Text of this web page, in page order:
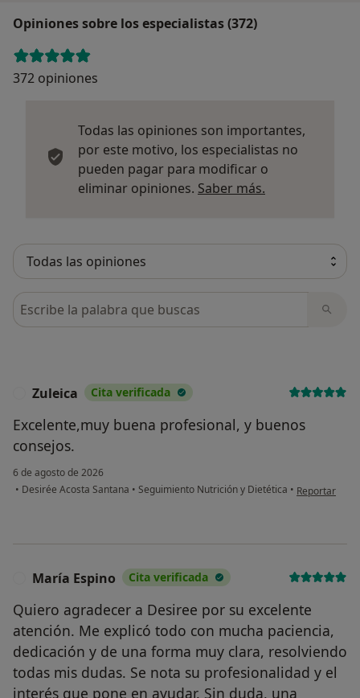
Opiniones sobre los especialistas (372)
372 opiniones
Todas las opiniones son importantes,
por este motivo, los especialistas no
pueden pagar para modificar o
eliminar opiniones. Saber más.
Busca en opiniones
Zuleica Cita verificada
Excelente,muy buena profesional, y buenos
consejos.
6 de agosto de 2026
• Desirée Acosta Santana • Seguimiento Nutrición y Dietética • en opinión
Reportar
María Espino Cita verificada
Quiero agradecer a Desiree por su excelente
atención. Me explicó todo con mucha paciencia,
dedicación y de una forma muy clara, resolviendo
todas mis dudas. Se nota su profesionalidad y el
interés que pone en ayudar. Sin duda, una